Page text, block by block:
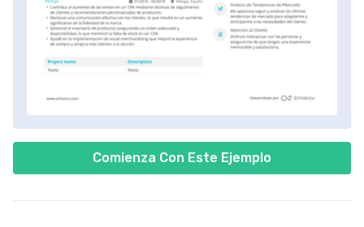
Comienza Con Este Ejemplo